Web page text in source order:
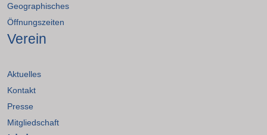
Geographisches
Öffnungszeiten
Verein
Aktuelles
Kontakt
Presse
Mitgliedschaft